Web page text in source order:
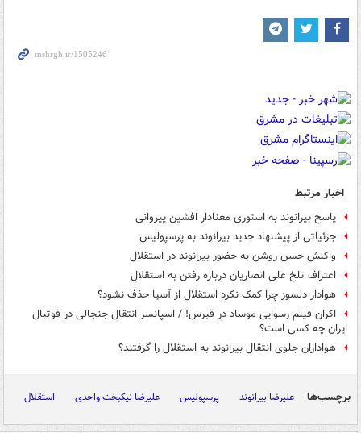
اخبار مرتبط
پاسخ بیرانوند به استوری معنادار افشین پیروانی
جزئیاتی از پیشنهاد جدید بیرانوند به پرسپولیس
واکنش حسن روشن به حضور بیرانوند در استقلال
اعتراف تلخ علی انصاریان درباره رفتن به استقلال
هوادار دلسوز چرا کمک نکرد استقلال از آسیا حذف نشود؟
اکران فیلم رسوایی موساد در قبرس! / اسپانسر انتقال جنجالی در فوتبال
ایران چه کسی است؟
هواداران جلوی انتقال بیرانوند به استقلال را گرفتند؟
برچسب‌ها علیرضا بیرانوند پرسپولیس علیرضا نیکبخت واحدی استقلال